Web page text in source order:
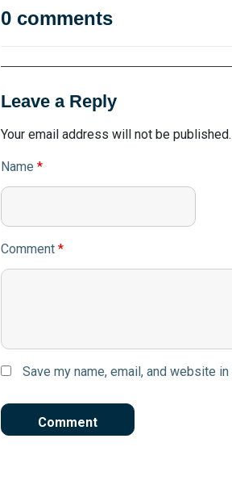
0 comments
Leave a Reply
Your email address will not be published.
Name *
Comment *
Save my name, email, and website